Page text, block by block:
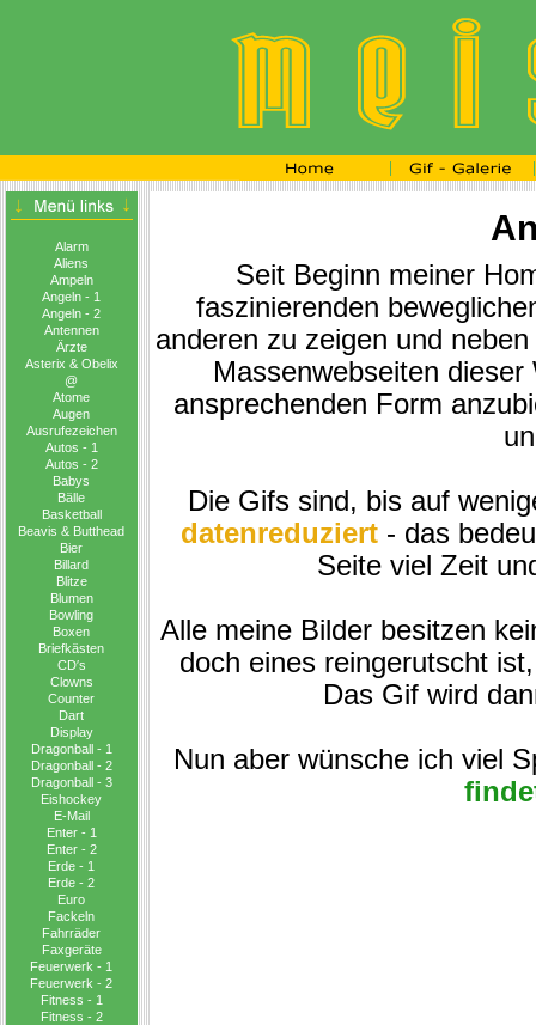
Alarm
Aliens
Ampeln
Angeln - 1
Angeln - 2
Antennen
Ärzte
Asterix & Obelix
@
Atome
Augen
Ausrufezeichen
Autos - 1
Autos - 2
Babys
Bälle
Basketball
Beavis & Butthead
Bier
Billard
Blitze
Blumen
Bowling
Boxen
Briefkästen
CD′s
Clowns
Counter
Dart
Display
Dragonball - 1
Dragonball - 2
Dragonball - 3
Eishockey
E-Mail
Enter - 1
Enter - 2
Erde - 1
Erde - 2
Euro
Fackeln
Fahrräder
Faxgeräte
Feuerwerk - 1
Feuerwerk - 2
Fitness - 1
Fitness - 2
Seit Beginn meiner
faszinierenden
anderen zu zeigen und
Massenwebseiten
ansprechenden Form
Die Gifs sind, bis auf
datenreduziert - das
Seite viel Zeit
Alle meine Bilder besitzen
doch eines reingerutscht
Das Gif wird
Nun aber wünsche ich viel